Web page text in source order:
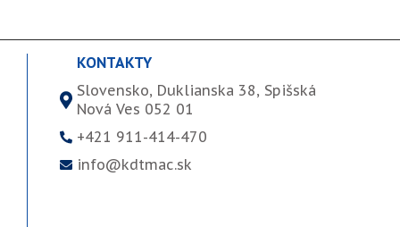
KONTAKTY
Slovensko, Duklianska 38, Spišská
Nová Ves 052 01
+421 911-414-470
info@kdtmac.sk